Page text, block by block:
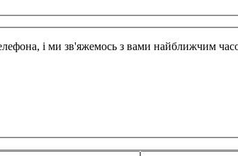
і ми зв'яжемось з вами найближчим